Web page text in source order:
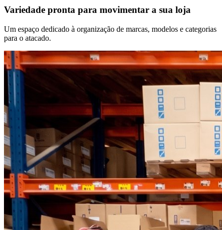
Variedade pronta para movimentar a sua loja
Um espaço dedicado à organização de marcas, modelos e categorias
para o atacado.